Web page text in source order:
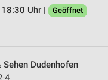
Uhr |
Geöffnet
Sehen Dudenhofen
4